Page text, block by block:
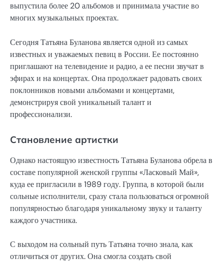
выпустила более 20 альбомов и принимала участие во
многих музыкальных проектах.
Сегодня Татьяна Буланова является одной из самых
известных и уважаемых певиц в России. Ее постоянно
приглашают на телевидение и радио, а ее песни звучат в
эфирах и на концертах. Она продолжает радовать своих
поклонников новыми альбомами и концертами,
демонстрируя свой уникальный талант и
профессионализи.
Становление артистки
Однако настоящую известность Татьяна Буланова обрела в
составе популярной женской группы «Ласковый Май»,
куда ее пригласили в 1989 году. Группа, в которой были
сольные исполнители, сразу стала пользоваться огромной
популярностью благодаря уникальному звуку и таланту
каждого участника.
С выходом на сольный путь Татьяна точно знала, как
отличиться от других. Она смогла создать свой